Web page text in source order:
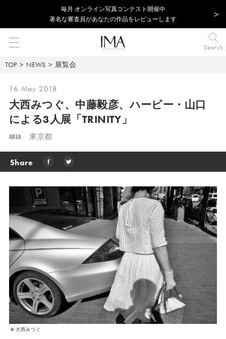
毎⽉ オンライン写真コンテスト開催中
著名な審査員があなたの作品をレビューします
Search
TOP NEWS 展覧会
16 May 2018
大西みつぐ、中藤毅彦、ハービー・山口
による3人展「TRINITY」
AREA 東京都
Share
© 大西みつぐ